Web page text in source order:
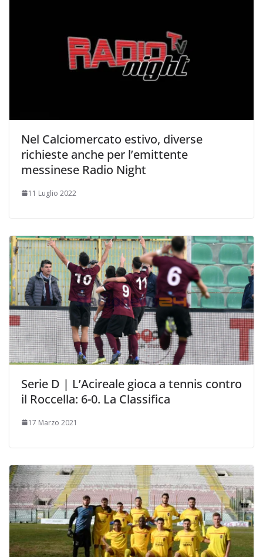
Nel Calciomercato estivo, diverse
richieste anche per l’emittente
messinese Radio Night
11 Luglio 2022
Serie D | L’Acireale gioca a tennis contro
il Roccella: 6-0. La Classifica
17 Marzo 2021